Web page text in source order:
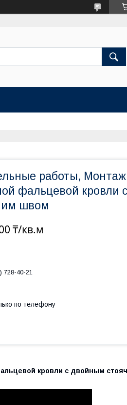
работы,
фальцевой кровли
швом
₸/кв.м
728-40-21
по телефону
кровли с двойным